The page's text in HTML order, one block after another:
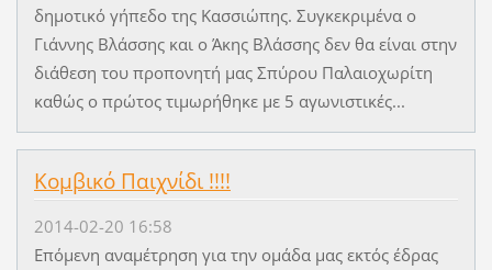
δημοτικό γήπεδο της Κασσιώπης. Συγκεκριμένα ο
Γιάννης Βλάσσης και ο Άκης Βλάσσης δεν θα είναι στην
διάθεση του προπονητή μας Σπύρου Παλαιοχωρίτη
καθώς ο πρώτος τιμωρήθηκε με 5 αγωνιστικές...
Κομβικό Παιχνίδι !!!!
2014-02-20 16:58
Επόμενη αναμέτρηση για την ομάδα μας εκτός έδρας